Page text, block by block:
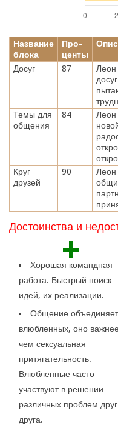
Название
блока
Про-
центы
Досуг 87
Темы для
общения
84
Леон
Круг
друзей
90
Леон
Достоинства и
+
Хорошая командная
работа. Быстрый поиск
идей, их реализации.
Общение
влюбленных, оно
чем сексуальная
притягательность.
Влюбленные часто
участвуют в решении
различных проблем друг
друга.